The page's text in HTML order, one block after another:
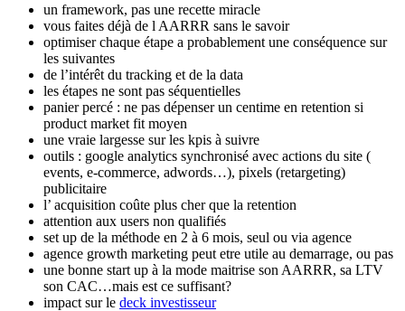
un framework, pas une recette miracle
vous faites déjà de l AARRR sans le savoir
optimiser chaque étape a probablement une conséquence sur
les suivantes
de l’intérêt du tracking et de la data
les étapes ne sont pas séquentielles
panier percé : ne pas dépenser un centime en retention si
product market fit moyen
une vraie largesse sur les kpis à suivre
outils : google analytics synchronisé avec actions du site (
events, e-commerce, adwords…), pixels (retargeting)
publicitaire
l’ acquisition coûte plus cher que la retention
attention aux users non qualifiés
set up de la méthode en 2 à 6 mois, seul ou via agence
agence growth marketing peut etre utile au demarrage, ou pas
une bonne start up à la mode maitrise son AARRR, sa LTV
son CAC…mais est ce suffisant?
impact sur le deck investisseur